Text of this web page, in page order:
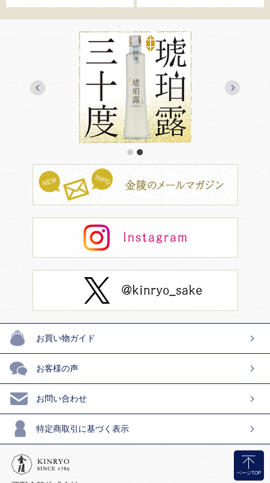
1
お買い物ガイド
お客様の声
お問い合わせ
特定商取引に基づく表示
ページTOP